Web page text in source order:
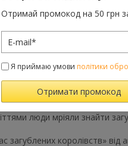
Опис Характеристики
люди мріяли знайти
загублених королівств» від
Отримай промокод на 50 грн
Я приймаю умови політики